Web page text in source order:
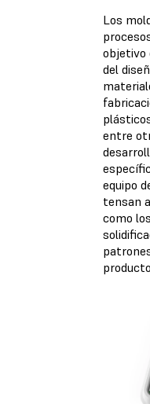
Los
objetivo
del
entre
equipo
tensan
como